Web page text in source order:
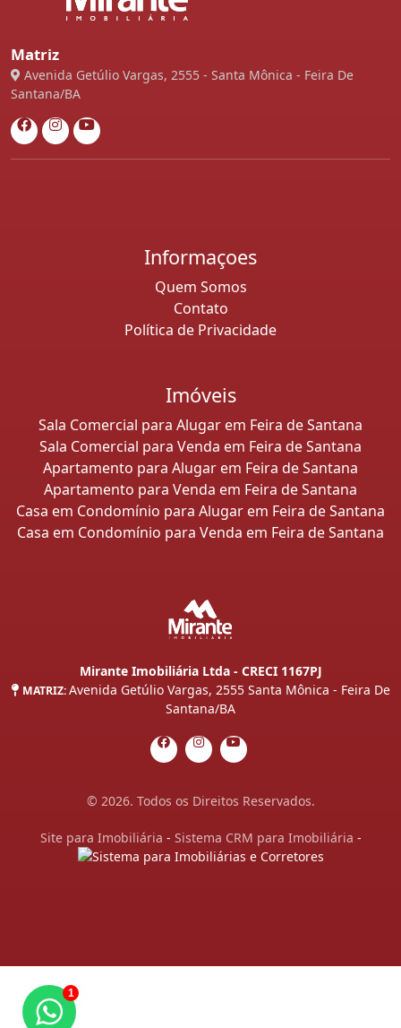
Matriz
Avenida Getúlio Vargas, 2555 - Santa Mônica - Feira De
Santana/BA
Informaçoes
Quem Somos
Contato
Política de Privacidade
Imóveis
Sala Comercial para Alugar em Feira de Santana
Sala Comercial para Venda em Feira de Santana
Apartamento para Alugar em Feira de Santana
Apartamento para Venda em Feira de Santana
Casa em Condomínio para Alugar em Feira de Santana
Casa em Condomínio para Venda em Feira de Santana
Mirante Imobiliária Ltda - CRECI 1167PJ
MATRIZ: Avenida Getúlio Vargas, 2555 Santa Mônica - Feira De
Santana/BA
© 2026. Todos os Direitos Reservados.
Site para Imobiliária - Sistema CRM para Imobiliária -
1